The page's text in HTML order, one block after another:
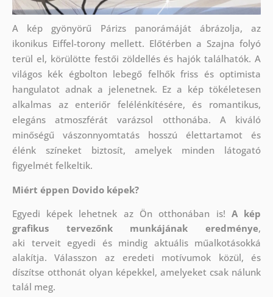
A kép gyönyörű Párizs panorámáját ábrázolja, az
ikonikus Eiffel-torony mellett. Előtérben a Szajna folyó
terül el, körülötte festői zöldellés és hajók találhatók. A
világos kék égbolton lebegő felhők friss és optimista
hangulatot adnak a jelenetnek. Ez a kép tökéletesen
alkalmas az enteriőr felélénkítésére, és romantikus,
elegáns atmoszférát varázsol otthonába. A kiváló
minőségű vászonnyomtatás hosszú élettartamot és
élénk színeket biztosít, amelyek minden látogató
figyelmét felkeltik.
Miért éppen Dovido képek?
Egyedi képek lehetnek az Ön otthonában is! A kép
grafikus tervezőnk munkájának eredménye,
aki terveit egyedi és mindig aktuális műalkotásokká
alakítja. Válasszon az eredeti motívumok közül, és
díszítse otthonát olyan képekkel, amelyeket csak nálunk
talál meg.